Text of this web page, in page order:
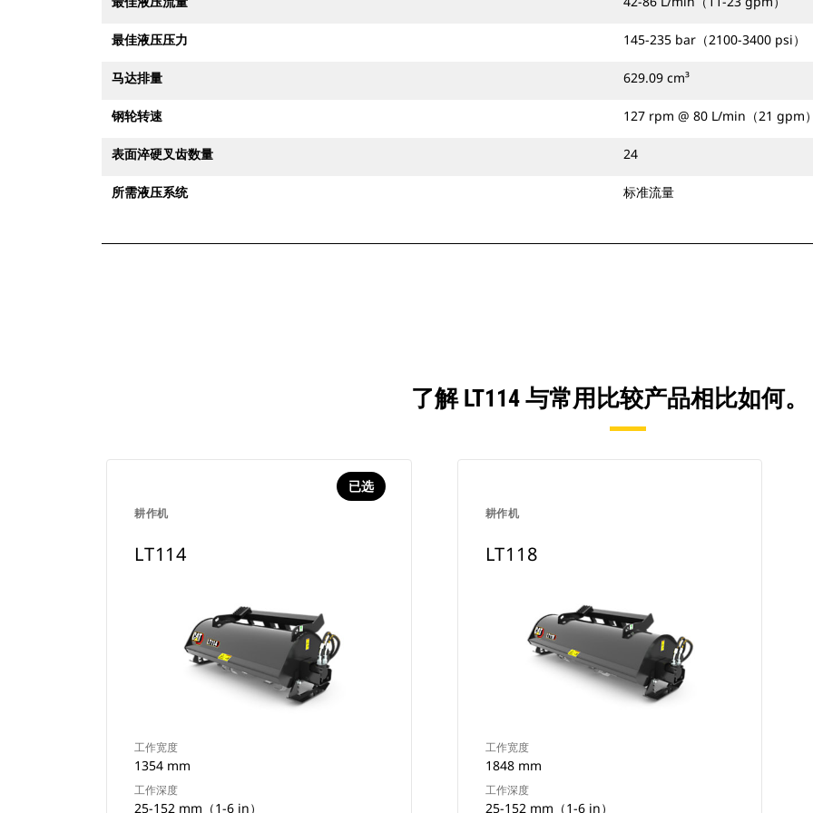
最佳液压压力 145-235 bar（2100-3400 psi）
马达排量 629.09 cm³
钢轮转速 127 rpm @ 80 L/min（21 gpm
表面淬硬叉齿数量 24
所需液压系统 标准流量
了解 LT114 与常用比较产品相比如何。
耕作机
已选
LT114
工作宽度
1354 mm
工作深度
25-152 mm（1-6 in）
耕作机
LT118
工作宽度
1848 mm
工作深度
25-152 mm（1-6 in）